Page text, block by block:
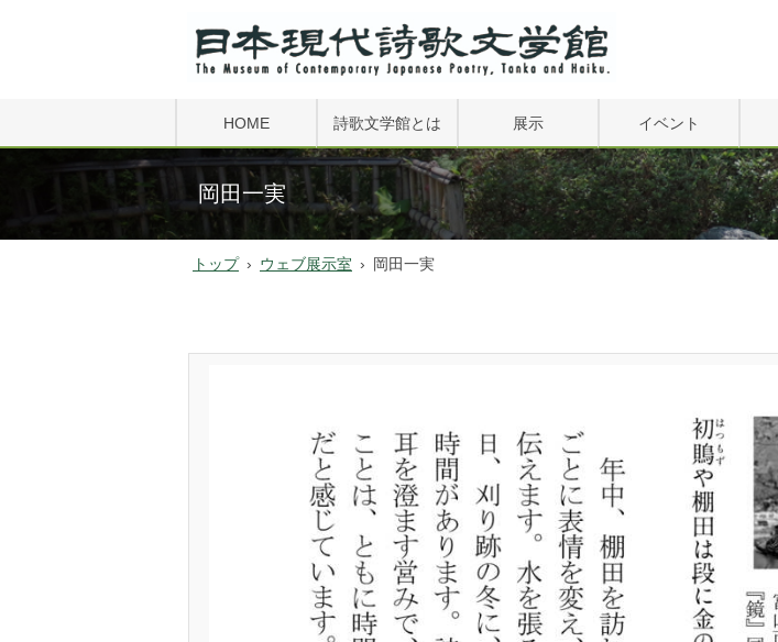
HOME 詩歌文学館とは
FAQ
文学館小史
文学館振興会
展示
展示内容
井上靖記念室
イベント
イベント情報
作品募集情報
岡田一実
トップ › ウェブ展示室 › 岡田一実